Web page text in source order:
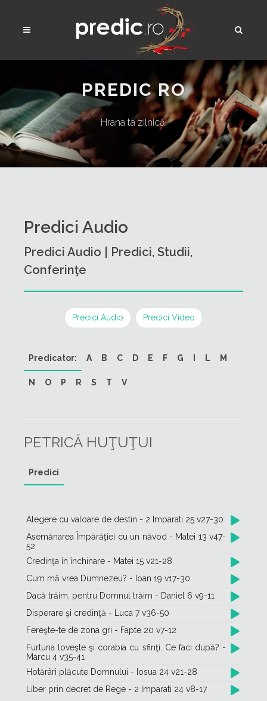
PREDIC RO
Hrana ta zilnică!
Predici Audio
Predici Audio | Predici, Studii,
Conferinţe
Predici Audio Predici Video
Predicator: A B C D E F G L M
N O P R S T V
PETRICĂ HUŢUŢUI
Predici
Alegere cu valoare de destin - 2 Imparati 25 v27-30
Asemănarea Împărăţiei cu un năvod - Matei 13 v47-
52
Credinţa în închinare - Matei 15 v21-28
Cum mă vrea Dumnezeu? - Ioan 19 v17-30
Dacă trăim, pentru Domnul trăim - Daniel 6 v9-11
Disperare şi credinţă - Luca 7 v36-50
Fereşte-te de zona gri - Fapte 20 v7-12
Furtuna loveşte şi corabia cu sfinţi. Ce faci după? -
Marcu 4 v35-41
Hotărâri plăcute Domnului - Iosua 24 v21-28
Liber prin decret de Rege - 2 Imparati 24 v8-17